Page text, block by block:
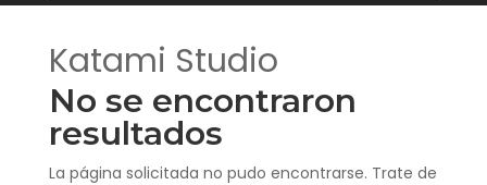
Katami Studio
No se encontraron
resultados
La página solicitada no pudo encontrarse. Trate de